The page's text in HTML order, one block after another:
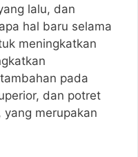
lalu, dan
hal baru selama
meningkatkan
pada
dan potret
merupakan